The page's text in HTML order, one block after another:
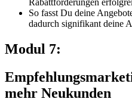
So fasst Du deine
dadurch signifikant deine
Modul 7:
mehr Neukunden